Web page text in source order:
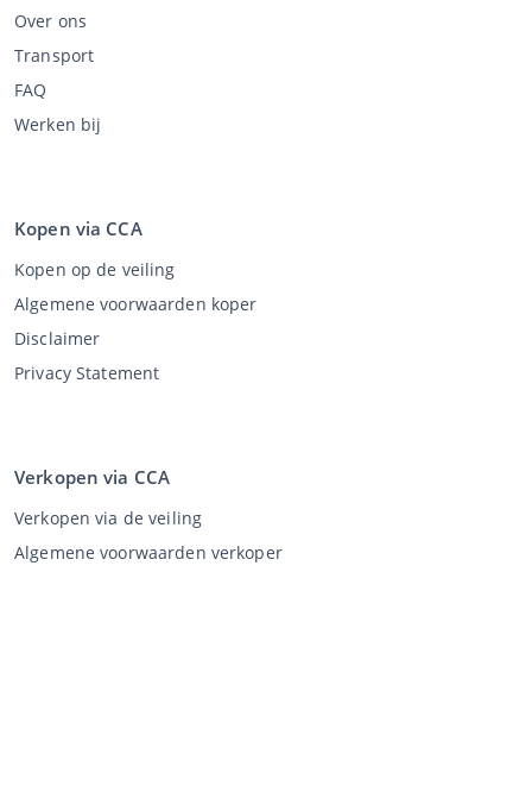
Over ons
Transport
FAQ
Werken bij
Kopen via CCA
Kopen op de veiling
Algemene voorwaarden koper
Disclaimer
Privacy Statement
Verkopen via CCA
Verkopen via de veiling
Algemene voorwaarden verkoper